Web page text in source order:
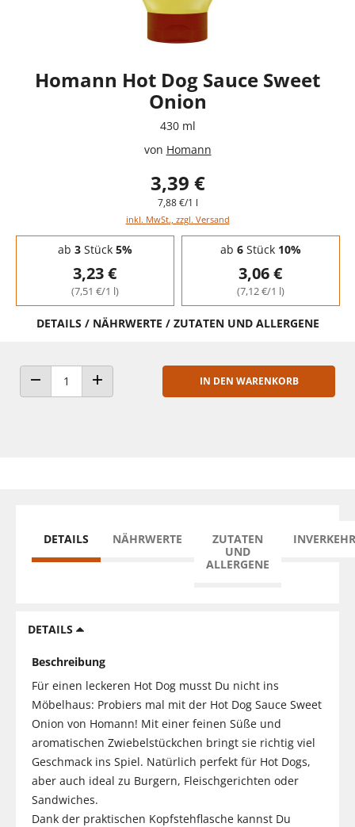
Homann Hot Dog Sauce Sweet
Onion
430 ml
von Homann
3,39 €
7,88 €/1 l
inkl. MwSt., zzgl. Versand
Staffelpreise - Mengenrabatt
ab 3Stück 5%
3,23 €
(7,51 €/1 l)
ab 6Stück 10%
3,06 €
(7,12 €/1 l)
DETAILS / NÄHRWERTE / ZUTATEN UND ALLERGENE
ANZAHL VERRINGERNANZAHL ERHÖHEN
IN DEN WARENKORB
DETAILS NÄHRWERTE
ZUTATEN
UND
ALLERGENE
DETAILS
Beschreibung
Für einen leckeren Hot Dog musst Du nicht ins
Möbelhaus: Probiers mal mit der Hot Dog Sauce Sweet
Onion von Homann! Mit einer feinen Süße und
aromatischen Zwiebelstückchen bringt sie richtig viel
Geschmack ins Spiel. Natürlich perfekt für Hot Dogs,
aber auch ideal zu Burgern, Fleischgerichten oder
Sandwiches.
Dank der praktischen Kopfstehflasche kannst Du